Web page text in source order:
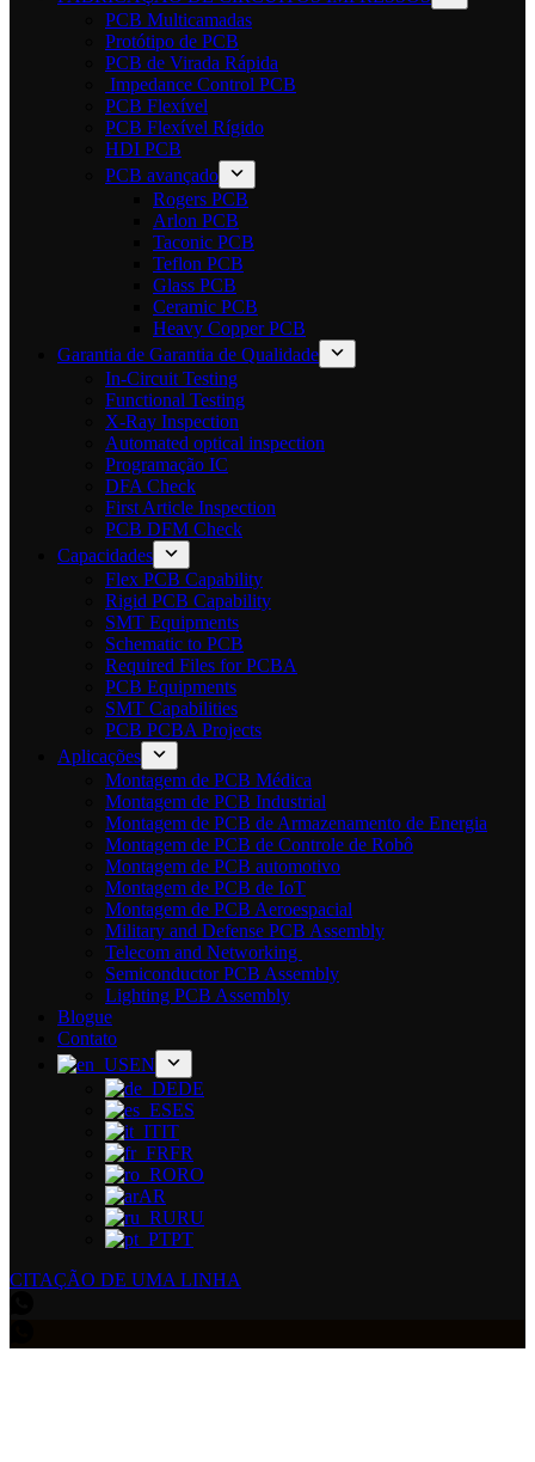
PCB Multicamadas
Protótipo de PCB
PCB de Virada Rápida
Impedance Control PCB
PCB Flexível
PCB Flexível Rígido
HDI PCB
PCB avançado
Rogers PCB
Arlon PCB
Taconic PCB
Teflon PCB
Glass PCB
Ceramic PCB
Heavy Copper PCB
Garantia de Garantia de Qualidade
In-Circuit Testing
Functional Testing
X-Ray Inspection
Automated optical inspection
Programação IC
DFA Check
First Article Inspection
PCB DFM Check
Capacidades
Flex PCB Capability
Rigid PCB Capability
SMT Equipments
Schematic to PCB
Required Files for PCBA
PCB Equipments
SMT Capabilities
PCB PCBA Projects
Aplicações
Montagem de PCB Médica
Montagem de PCB Industrial
Montagem de PCB de Armazenamento de Energia
Montagem de PCB de Controle de Robô
Montagem de PCB automotivo
Montagem de PCB de IoT
Montagem de PCB Aeroespacial
Military and Defense PCB Assembly
Telecom and Networking
Semiconductor PCB Assembly
Lighting PCB Assembly
Blogue
Contato
EN
DE
ES
IT
FR
RO
AR
RU
PT
CITAÇÃO DE UMA LINHA